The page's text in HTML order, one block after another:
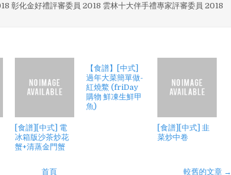
彰化金好禮評審委員 2018 雲林十大伴手禮專家評審委員 2018
[食譜][中式] 電
冰箱版沙茶炒花
蟹+清蒸金門蟹
【食譜】[中式]
過年大菜簡單做-
紅燒鱉 (friDay
購物 鮮凍生鮮甲
魚)
[食譜][中式] 韭
菜炒中卷
較舊的文章 →
首頁